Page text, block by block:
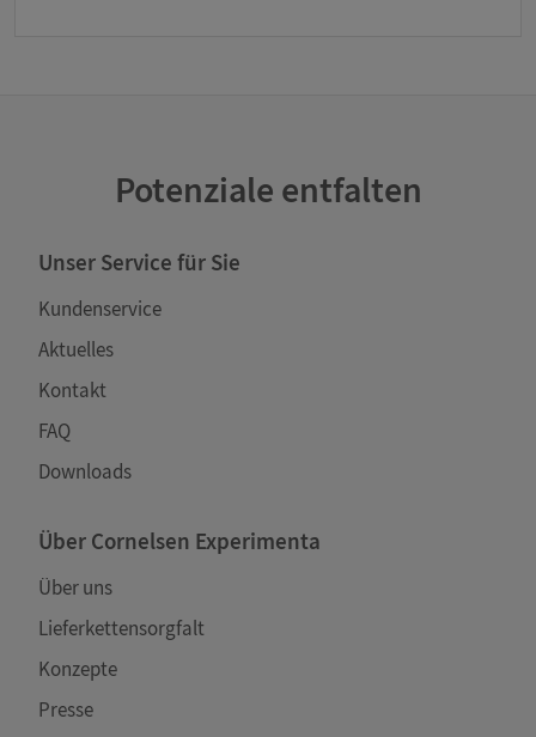
Potenziale entfalten
Unser Service für Sie
Kundenservice
Aktuelles
Kontakt
FAQ
Downloads
Über Cornelsen Experimenta
Über uns
Lieferkettensorgfalt
Konzepte
Presse